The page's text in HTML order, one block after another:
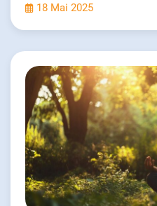
18 Mai 2025